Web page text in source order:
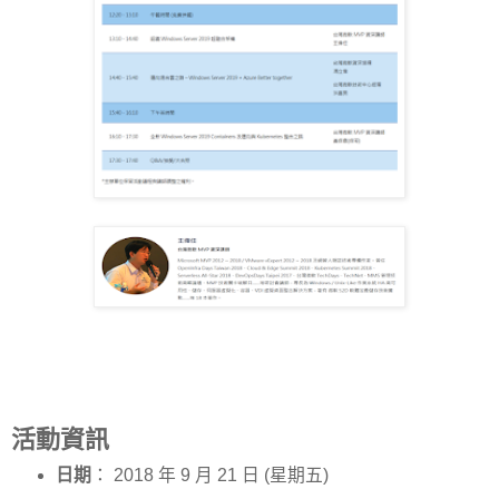
活動資訊
日期 ： 2018 年 9 月 21 日 (星期五)